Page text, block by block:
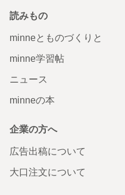
読みもの
minneとものづくりと
minne学習帖
ニュース
minneの本
企業の方へ
広告出稿について
大口注文について